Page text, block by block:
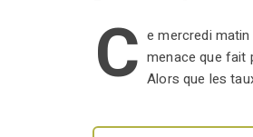
C e mercredi
menace que fait
Alors que les